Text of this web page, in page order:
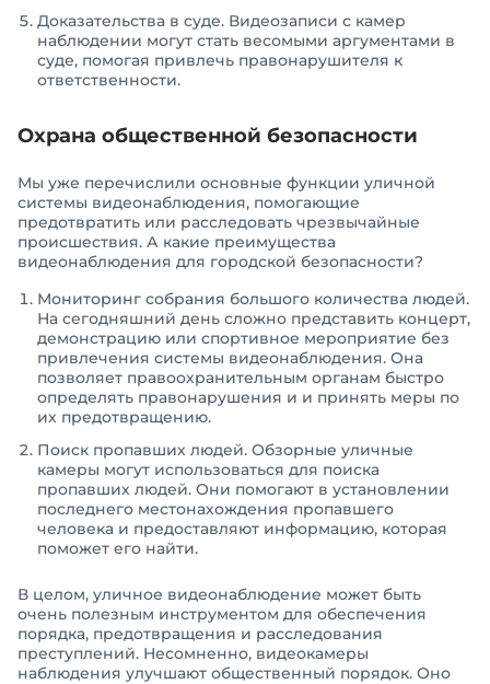
Доказательства в суде. Видеозаписи с камер
наблюдении могут стать весомыми аргументами в
суде, помогая привлечь правонарушителя к
ответственности.
Охрана общественной безопасности
Мы уже перечислили основные функции уличной
системы видеонаблюдения, помогающие
предотвратить или расследовать чрезвычайные
происшествия. А какие преимущества
видеонаблюдения для городской безопасности?
Мониторинг собрания большого количества людей.
На сегодняшний день сложно представить концерт,
демонстрацию или спортивное мероприятие без
привлечения системы видеонаблюдения. Она
позволяет правоохранительным органам быстро
определять правонарушения и и принять меры по
их предотвращению.
Поиск пропавших людей. Обзорные уличные
камеры могут использоваться для поиска
пропавших людей. Они помогают в установлении
последнего местонахождения пропавшего
человека и предоставляют информацию, которая
поможет его найти.
В целом, уличное видеонаблюдение может быть
очень полезным инструментом для обеспечения
порядка, предотвращения и расследования
преступлений. Несомненно, видеокамеры
наблюдения улучшают общественный порядок. Оно